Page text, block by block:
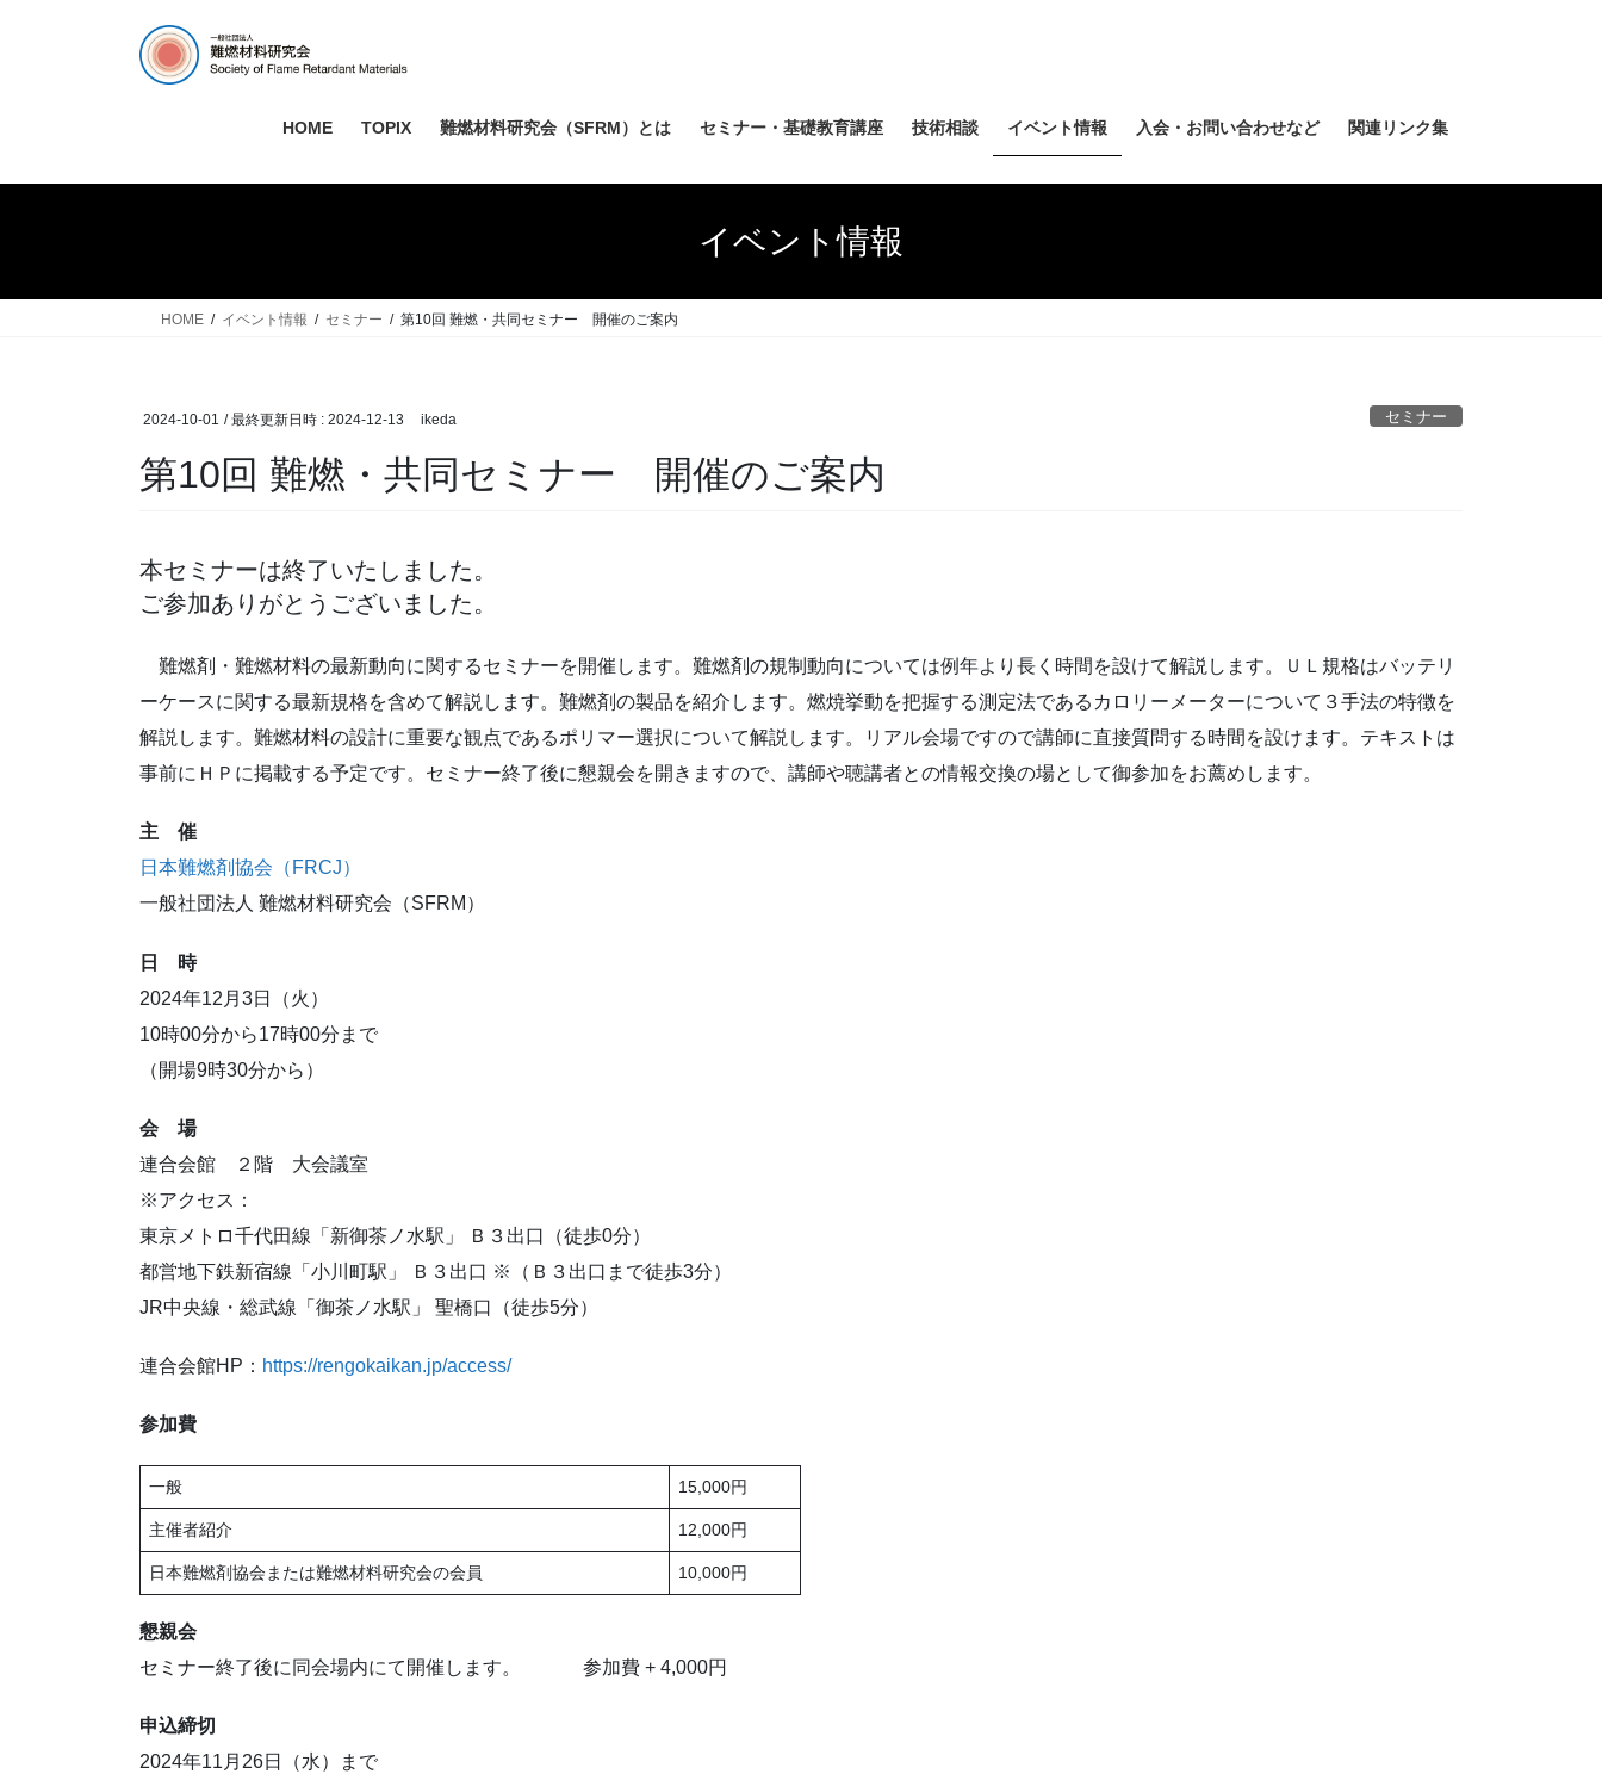
ス
ン
HOME TOPIX 難燃材料研究会（SFRM）とは セミナー・基礎教育講座 技術相談 イベント情報 入会・お問い合わせなど 関連リンク集
イベント情報
HOME イベント情報 セミナー 第10回 難燃・共同セミナー 開催のご案内
2024-10-01 / 最終更新日時 : 2024-12-13 ikeda セミナー
第10回 難燃・共同セミナー 開催のご案内
本セミナーは終了いたしました。
ご参加ありがとうございました。
難燃剤・難燃材料の最新動向に関するセミナーを開催します。難燃剤の規制動向については例年より長く時間を設けて解説します。ＵＬ規格はバッテリ
ーケースに関する最新規格を含めて解説します。難燃剤の製品を紹介します。燃焼挙動を把握する測定法であるカロリーメーターについて３手法の特徴を
解説します。難燃材料の設計に重要な観点であるポリマー選択について解説します。リアル会場ですので講師に直接質問する時間を設けます。テキストは
事前にＨＰに掲載する予定です。セミナー終了後に懇親会を開きますので、講師や聴講者との情報交換の場として御参加をお薦めします。
主 催
日本難燃剤協会（FRCJ）
一般社団法人 難燃材料研究会（SFRM）
日 時
2024年12月3日（火）
10時00分から17時00分まで
（開場9時30分から）
会 場
連合会館 ２階 大会議室
※アクセス：
東京メトロ千代田線「新御茶ノ水駅」 Ｂ３出口（徒歩0分）
都営地下鉄新宿線「小川町駅」 Ｂ３出口 ※（Ｂ３出口まで徒歩3分）
JR中央線・総武線「御茶ノ水駅」 聖橋口（徒歩5分）
連合会館HP： https://rengokaikan.jp/access/
参加費
一般 15,000円
主催者紹介 12,000円
日本難燃剤協会または難燃材料研究会の会員 10,000円
懇親会
セミナー終了後に同会場内にて開催します。 参加費 + 4,000円
申込締切
2024年11月26日（水）まで